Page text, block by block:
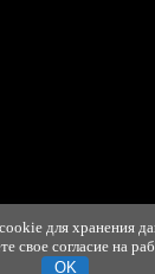
для хранения
свое согласие на
OK